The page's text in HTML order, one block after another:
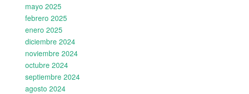
mayo 2025
febrero 2025
enero 2025
diciembre 2024
noviembre 2024
octubre 2024
septiembre 2024
agosto 2024